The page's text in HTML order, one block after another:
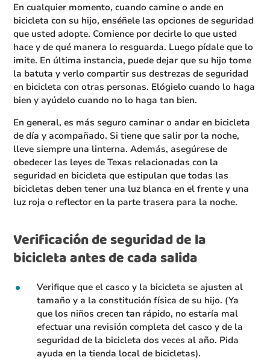
En cualquier momento, cuando camine o ande en
bicicleta con su hijo, enséñele las opciones de seguridad
que usted adopte. Comience por decirle lo que usted
hace y de qué manera lo resguarda. Luego pídale que lo
imite. En última instancia, puede dejar que su hijo tome
la batuta y verlo compartir sus destrezas de seguridad
en bicicleta con otras personas. Elógielo cuando lo haga
bien y ayúdelo cuando no lo haga tan bien.
En general, es más seguro caminar o andar en bicicleta
de día y acompañado. Si tiene que salir por la noche,
lleve siempre una linterna. Además, asegúrese de
obedecer las leyes de Texas relacionadas con la
seguridad en bicicleta que estipulan que todas las
bicicletas deben tener una luz blanca en el frente y una
luz roja o reflector en la parte trasera para la noche.
Verificación de seguridad de la
bicicleta antes de cada salida
Verifique que el casco y la bicicleta se ajusten al
tamaño y a la constitución física de su hijo. (Ya
que los niños crecen tan rápido, no estaría mal
efectuar una revisión completa del casco y de la
seguridad de la bicicleta dos veces al año. Pida
ayuda en la tienda local de bicicletas).